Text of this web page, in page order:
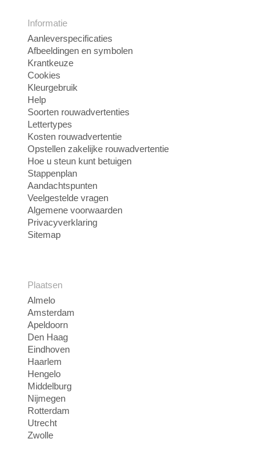
Informatie
Aanleverspecificaties
Afbeeldingen en symbolen
Krantkeuze
Cookies
Kleurgebruik
Help
Soorten rouwadvertenties
Lettertypes
Kosten rouwadvertentie
Opstellen zakelijke rouwadvertentie
Hoe u steun kunt betuigen
Stappenplan
Aandachtspunten
Veelgestelde vragen
Algemene voorwaarden
Privacyverklaring
Sitemap
Plaatsen
Almelo
Amsterdam
Apeldoorn
Den Haag
Eindhoven
Haarlem
Hengelo
Middelburg
Nijmegen
Rotterdam
Utrecht
Zwolle